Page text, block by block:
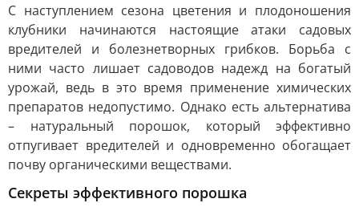
С наступлением сезона цветения и плодоношения
клубники начинаются настоящие атаки садовых
вредителей и болезнетворных грибков. Борьба с
ними часто лишает садоводов надежд на богатый
урожай, ведь в это время применение химических
препаратов недопустимо. Однако есть альтернатива
– натуральный порошок, который эффективно
отпугивает вредителей и одновременно обогащает
почву органическими веществами.
Секреты эффективного порошка